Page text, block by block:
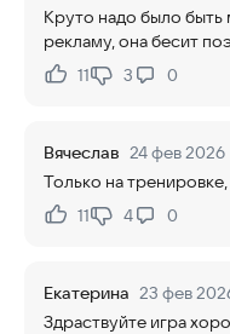
Круто надо было
рекламу, она бесит
Нравится:
11Не нравится:
3 0
Вячеслав 24 фев 2026
Только на
Нравится:
11Не нравится:
4 0
Екатерина 23 фев
Здраствуйте игра